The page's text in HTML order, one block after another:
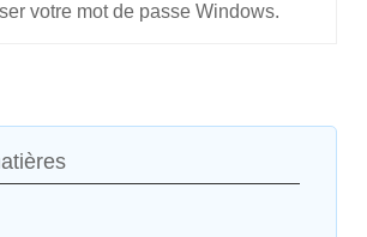
votre mot de passe Windows.